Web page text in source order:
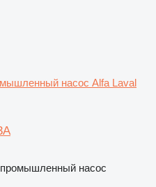
насос Alfa Laval
насос